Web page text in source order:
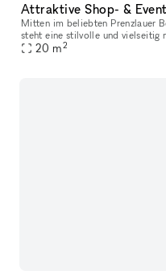
Mitten im beliebten Prenzlauer
steht eine stilvolle und vielseitig
zur flexiblen Vermietung bereit.
20 m2